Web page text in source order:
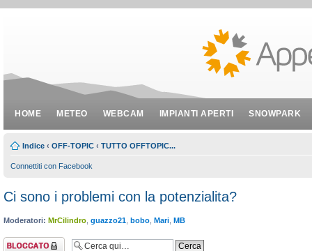
HOME METEO WEBCAM IMPIANTI APERTI SNOWPARK
Indice ‹ OFF-TOPIC ‹ TUTTO OFFTOPIC...
Connettiti con Facebook
Ci sono i problemi con la potenzialita?
Moderatori: MrCilindro guazzo21 bobo Mari MB
Argomento
bloccato